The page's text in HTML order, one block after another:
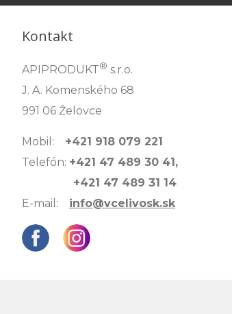
Kontakt
APIPRODUKT® s.r.o.
J. A. Komenského 68
991 06 Želovce
Mobil: +421 918 079 221
Telefón: +421 47 489 30 41,
+421 47 489 31 14
E-mail: info@vcelivosk.sk